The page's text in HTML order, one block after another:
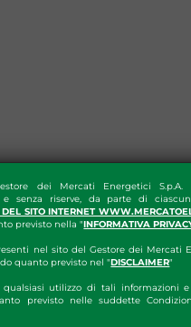
dei Mercati Energetici S.p.A.
e senza riserve, da parte di
SITO INTERNET
previsto nella "INFORMATIVA
nel sito del Gestore dei Mercati
quanto previsto nel "DISCLAIMER"
qualsiasi utilizzo di tali informazioni
previsto nelle suddette